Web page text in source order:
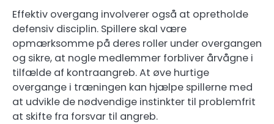
Effektiv overgang involverer også at opretholde
defensiv disciplin. Spillere skal være
opmærksomme på deres roller under overgangen
og sikre, at nogle medlemmer forbliver årvågne i
tilfælde af kontraangreb. At øve hurtige
overgange i træningen kan hjælpe spillerne med
at udvikle de nødvendige instinkter til problemfrit
at skifte fra forsvar til angreb.